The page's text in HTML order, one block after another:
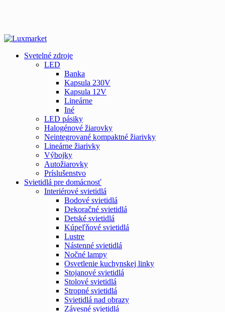
Svetelné zdroje
LED
Banka
Kapsula 230V
Kapsula 12V
Lineárne
Iné
LED pásiky
Halogénové žiarovky
Neintegrované kompaktné žiarivky
Lineárne žiarivky
Výbojky
Autožiarovky
Príslušenstvo
Svietidlá pre domácnosť
Interiérové svietidlá
Bodové svietidlá
Dekoračné svietidlá
Detské svietidlá
Kúpeľňové svietidlá
Lustre
Nástenné svietidlá
Nočné lampy
Osvetlenie kuchynskej linky
Stojanové svietidlá
Stolové svietidlá
Stropné svietidlá
Svietidlá nad obrazy
Závesné svietidlá